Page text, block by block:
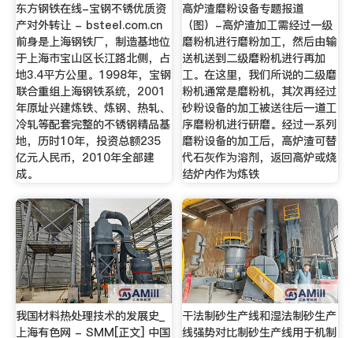
东方钢铁在线-宝钢不锈优质资
产对外转让 - bsteel.com.cn
前身是上海钢铁厂，制造基地位
于上海市宝山区长江路北侧，占
地3.4平方公里。1998年，宝钢
联合重组上海钢铁系统，2001
年原址兴建炼铁、炼钢、热轧、
冷轧等配套完整的不锈钢精品基
地，历时10年，投资总额235
亿元人民币，2010年全部建
成。
高炉渣磨粉设备专题报道
（图）-高炉渣加工需经过一级
磨粉机进行磨粉加工，然后由输
送机送到二级磨粉机进行再加
工。在这里，我们所说的二级磨
粉机通常是磨粉机，其次再经过
砂粉设备的加工被送往后一道工
序磨粉机进行研磨。经过一系列
磨粉设备的加工后，高炉渣可替
代石灰作为溶剂，返回高炉或烧
结炉内作为炼铁
我国材料热处理技术的发展史_
上海有色网 - SMM[正文] 中国
干法制砂生产线和湿法制砂生产
线强势对比制砂生产线用于机制